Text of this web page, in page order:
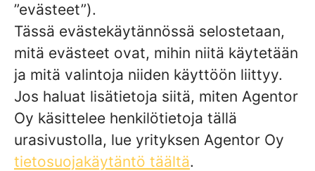
”evästeet”).
Tässä evästekäytännössä selostetaan,
mitä evästeet ovat, mihin niitä käytetään
ja mitä valintoja niiden käyttöön liittyy.
Jos haluat lisätietoja siitä, miten Agentor
Oy käsittelee henkilötietoja tällä
urasivustolla, lue yrityksen Agentor Oy
tietosuojakäytäntö täältä.